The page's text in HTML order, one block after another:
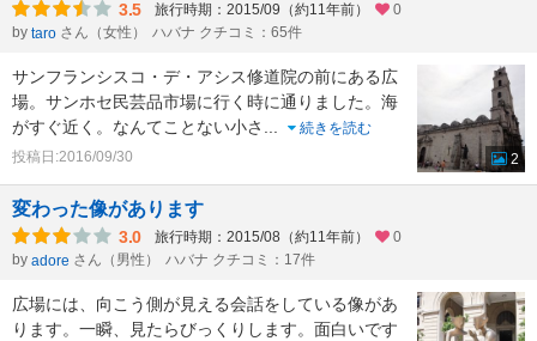
3.5 旅行時期：2015/09（約11年前）
0
by taro さん（女性） ハバナ クチコミ：65件
サンフランシスコ・デ・アシス修道院の前にある広
場。サンホセ民芸品市場に行く時に通りました。海
がすぐ近く。なんてことない小さ ...
続きを読む
投稿日:2016/09/30
2
変わった像があります
3.0 旅行時期：2015/08（約11年前）
0
by adore さん（男性） ハバナ クチコミ：17件
広場には、向こう側が見える会話をしている像があ
ります。一瞬、見たらびっくりします。面白いです